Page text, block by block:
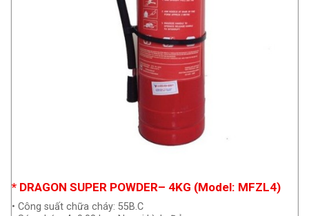
* DRAGON SUPER POWDER– 4KG (Model: MFZL4)
• Công suất chữa cháy: 55B.C